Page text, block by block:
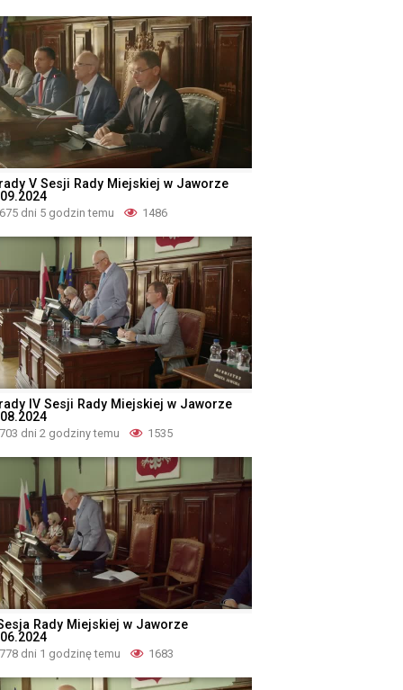
V Sesji Rady Miejskiej w Jaworze
675 dni 5 godzin temu 1486
IV Sesji Rady Miejskiej w Jaworze
703 dni 2 godziny temu 1535
Rady Miejskiej w Jaworze
778 dni 1 godzinę temu 1683